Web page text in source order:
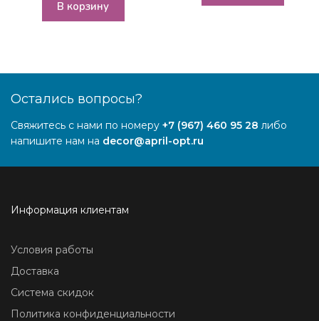
В корзину
Остались вопросы?
Свяжитесь с нами по номеру +7 (967) 460 95 28 либо
напишите нам на decor@april-opt.ru
Информация клиентам
Условия работы
Доставка
Система скидок
Политика конфиденциальности